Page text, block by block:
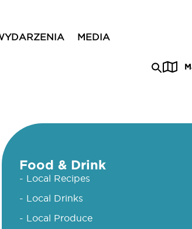
MEDIA
Food & Drink
- Local Recipes
- Local Drinks
- Local Produce